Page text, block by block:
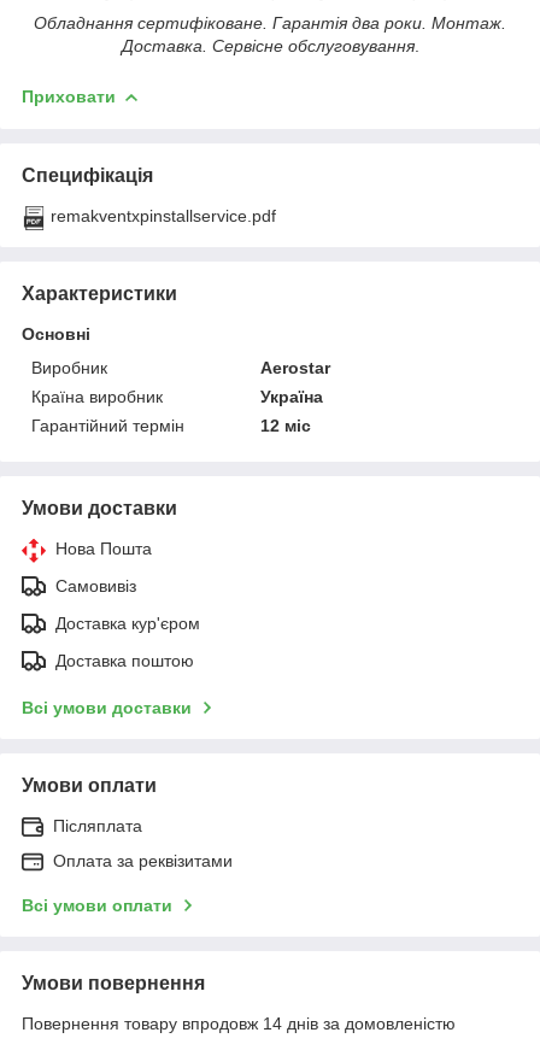
Обладнання сертифіковане. Гарантія два роки. Монтаж.
Доставка. Сервісне обслуговування.
Приховати
Специфікація
remakventxpinstallservice.pdf
Характеристики
Основні
Виробник
Aerostar
Країна виробник
Україна
Гарантійний термін
12 міс
Умови доставки
Нова Пошта
Самовивіз
Доставка кур'єром
Доставка поштою
Всі умови доставки
Умови оплати
Післяплата
Оплата за реквізитами
Всі умови оплати
Умови повернення
Повернення товару впродовж 14 днів за домовленістю